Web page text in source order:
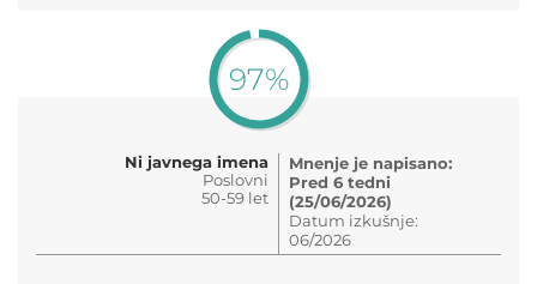
97%
Ni javnega imena
Poslovni
50-59 let
Mnenje je napisano:
Pred 6 tedni
(25/06/2026)
Datum izkušnje:
06/2026